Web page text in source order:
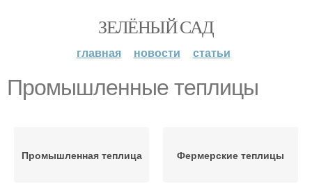
ЗЕЛЁНЫЙ САД
главная новости статьи
Промышленные теплицы
Промышленная теплица Фермерские теплицы